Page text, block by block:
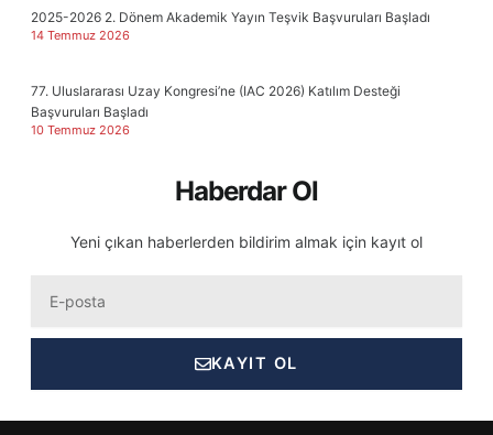
2025-2026 2. Dönem Akademik Yayın Teşvik Başvuruları Başladı
14 Temmuz 2026
77. Uluslararası Uzay Kongresi’ne (IAC 2026) Katılım Desteği
Başvuruları Başladı
10 Temmuz 2026
Haberdar Ol
Yeni çıkan haberlerden bildirim almak için kayıt ol
KAYIT OL